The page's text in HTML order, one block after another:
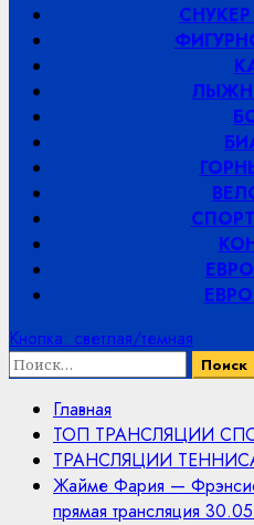
Кнопка: светлая/темная
Найти:
Главная
ТОП ТРАНСЛЯЦИИ
ТРАНСЛЯЦИИ
Жайме Фария —
прямая трансляция